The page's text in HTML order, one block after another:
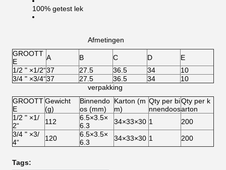
100% getest lek
Afmetingen
GROOTT
E
A B C D
E
1/2 " ×1/2“37 27.5 36.5 34
10
3/4 " ×3/4“37 27.5 36.5 34
10
verpakking
GROOTT
E
Gewicht
(g)
Binnendo
os (mm)
Karton (m
m)
Qty per bi
nnendoos
Qty per k
arton
1/2 " ×1/
2“
112
6.5×3.5×
6.3
34×33×30 1
200
3/4 " ×3/
4“
120
6.5×3.5×
6.3
34×33×30 1 200
Tags: